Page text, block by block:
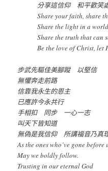
分享這信仰 和平歡笑處
Share your faith, share the
Share the light in a world
Share the truth that can
Be the love of Christ, let
步武先驅佳美腳蹤 以堅信
無懼奔走前路
信靠我永生的恩主
已應許今永共行
手相扣 同步 一心一志
叫天下皆知道
無偽是我信仰 所講福音乃真
As the ones who’ve gone before
May we boldly follow.
Trusting in our eternal God